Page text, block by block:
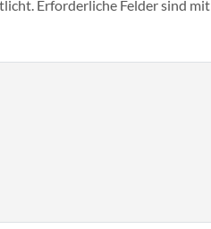
Erforderliche Felder sind mit